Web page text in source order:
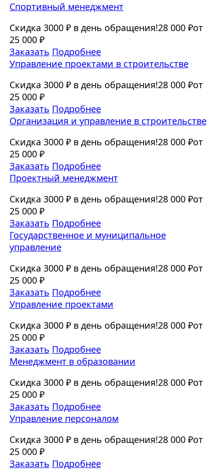
Спортивный менеджмент
Скидка 3000 ₽ в день обращения!28 000 ₽от
25 000 ₽
Заказать Подробнее
Управление проектами в строительстве
Скидка 3000 ₽ в день обращения!28 000 ₽от
25 000 ₽
Заказать Подробнее
Организация и управление в строительстве
Скидка 3000 ₽ в день обращения!28 000 ₽от
25 000 ₽
Заказать Подробнее
Проектный менеджмент
Скидка 3000 ₽ в день обращения!28 000 ₽от
25 000 ₽
Заказать Подробнее
Государственное и муниципальное
управление
Скидка 3000 ₽ в день обращения!28 000 ₽от
25 000 ₽
Заказать Подробнее
Управление проектами
Скидка 3000 ₽ в день обращения!28 000 ₽от
25 000 ₽
Заказать Подробнее
Менеджмент в образовании
Скидка 3000 ₽ в день обращения!28 000 ₽от
25 000 ₽
Заказать Подробнее
Управление персоналом
Скидка 3000 ₽ в день обращения!28 000 ₽от
25 000 ₽
Заказать Подробнее